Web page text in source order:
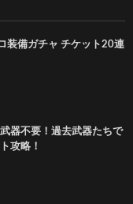
装備ガチャ チケット20連
器不要！過去武器たちで
攻略！